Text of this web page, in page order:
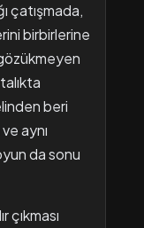
çatışmada,
birbirlerine
beri
aynı
da sonu
çıkması